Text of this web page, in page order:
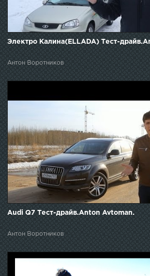
Электро Калина(ELLADA) Тест-
Антон Воротников
Audi Q7 Тест-драйв.Anton Avtoman.
Антон Воротников